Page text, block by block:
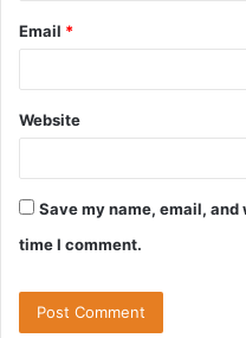
Email *
Website
Save my name, email,
time I comment.